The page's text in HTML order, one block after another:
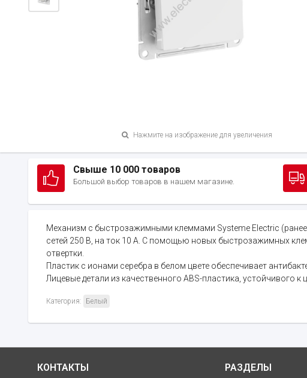
Нажмите на изображение для увеличения
Свыше 10 000 товаров
Большой выбор товаров в нашем магазине.
Механизм с быстрозажимными клеммами Systeme Electric
сетей 250 В, на ток 10 А. С помощью новых быстрозажимных
отвертки.
Пластик с ионами серебра в белом цвете обеспечивает
Лицевые детали из качественного ABS-пластика, устойчивого
Категория: Белый
КОНТАКТЫ РАЗДЕЛЫ